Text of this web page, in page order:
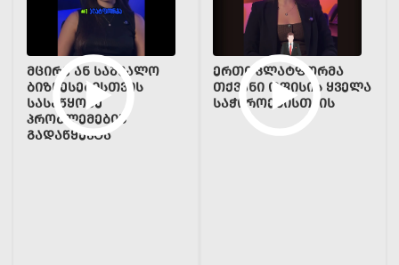
ᲛᲪᲘᲠᲔ ᲐᲜ ᲡᲐᲨᲣᲐᲚᲝ
ᲑᲘᲖᲜᲔᲡᲔᲑᲘᲡᲗᲕᲘᲡ
ᲡᲐᲡᲐᲬᲧᲝᲑᲔ
ᲞᲠᲝᲑᲚᲔᲛᲔᲑᲘᲡ
ᲒᲐᲓᲐᲬᲧᲔᲕᲢᲐ
ᲔᲠᲗᲘ ᲞᲚᲐᲢᲤᲝᲠᲛᲐ
ᲗᲥᲕᲔᲜᲘ ᲝᲤᲘᲡᲘᲡ ᲧᲕᲔᲚᲐ
ᲡᲐᲭᲘᲠᲝᲔᲑᲘᲡᲗᲕᲘᲡ